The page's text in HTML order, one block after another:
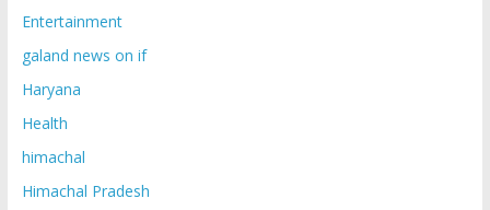
Entertainment
galand news on if
Haryana
Health
himachal
Himachal Pradesh